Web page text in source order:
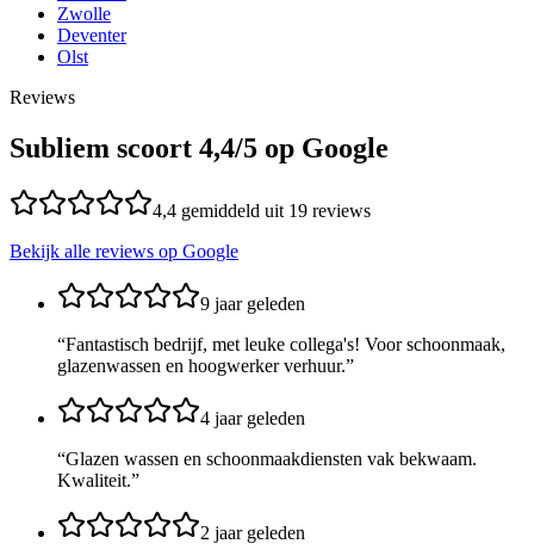
Zwolle
Deventer
Olst
Reviews
Subliem scoort 4,4/5 op Google
4,4 gemiddeld uit 19 reviews
Bekijk alle reviews op Google
9 jaar geleden
“Fantastisch bedrijf, met leuke collega's! Voor schoonmaak,
glazenwassen en hoogwerker verhuur.”
4 jaar geleden
“Glazen wassen en schoonmaakdiensten vak bekwaam.
Kwaliteit.”
2 jaar geleden